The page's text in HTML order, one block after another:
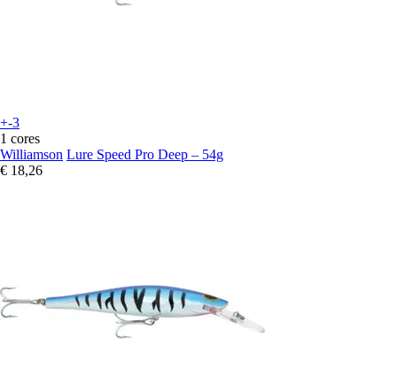
+-3
1 cores
Williamson Lure Speed Pro Deep – 54g
€ 18,26